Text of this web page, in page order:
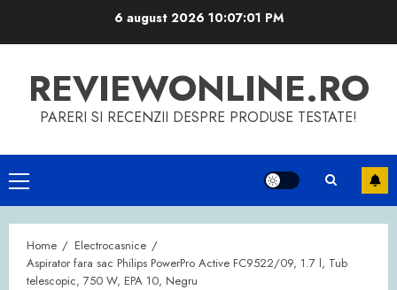
6 august 2026 10:07:02 PM
REVIEWONLINE.RO
PARERI SI RECENZII DESPRE PRODUSE TESTATE!
Primary
Menu
Home
Electrocasnice
Aspirator fara sac Philips PowerPro Active FC9522/09, 1.7 l, Tub
telescopic, 750 W, EPA 10, Negru